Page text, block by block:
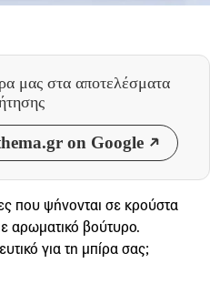
μας στα αποτελέσματα
on Google
που ψήνονται σε κρούστα
αρωματικό βούτυρο.
για τη μπίρα σας;